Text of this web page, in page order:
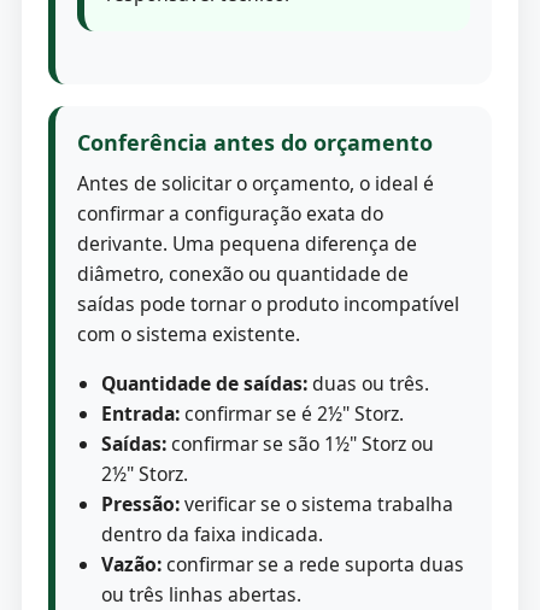
Conferência antes do orçamento
Antes de solicitar o orçamento, o ideal é
confirmar a configuração exata do
derivante. Uma pequena diferença de
diâmetro, conexão ou quantidade de
saídas pode tornar o produto incompatível
com o sistema existente.
Quantidade de saídas:duas ou três.
Entrada:confirmar se é 2½" Storz.
Saídas:confirmar se são 1½" Storz ou
2½" Storz.
Pressão:verificar se o sistema trabalha
dentro da faixa indicada.
Vazão:confirmar se a rede suporta duas
ou três linhas abertas.